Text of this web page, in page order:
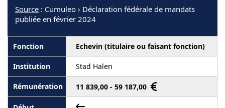
Source : Cumuleo › Déclaration fédérale de mandats
publiée en février 2024
Echevin (titulaire ou faisant fonction)
Stad Halen
11 839,00 - 59 187,00